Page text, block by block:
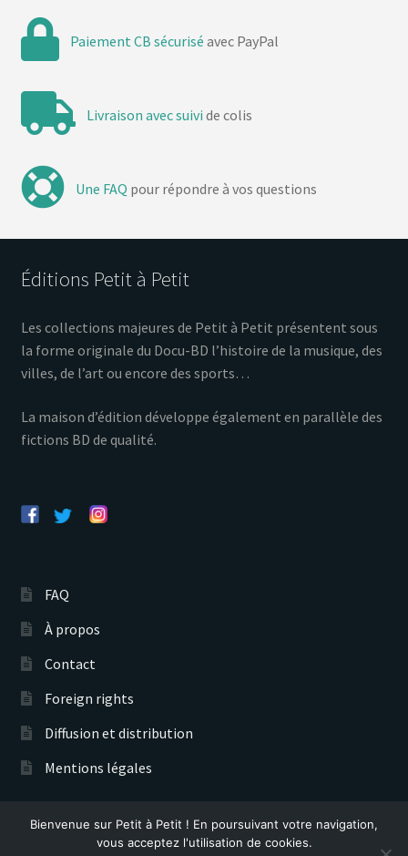
Paiement CB sécurisé avec PayPal
Livraison avec suivi de colis
Une FAQ pour répondre à vos questions
Éditions Petit à Petit
Les collections majeures de Petit à Petit présentent sous
la forme originale du Docu-BD l’histoire de la musique, des
villes, de l’art ou encore des sports…
La maison d’édition développe également en parallèle des
fictions BD de qualité.
FAQ
À propos
Contact
Foreign rights
Diffusion et distribution
Mentions légales
Éditions Petit à Petit © 2026
Bienvenue sur Petit à Petit ! En poursuivant votre navigation,
vous acceptez l'utilisation de cookies.